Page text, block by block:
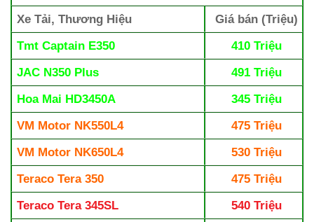
Xe Tải, Thương Hiệu
Giá bán (Triệu)
Tmt Captain E350
410 Triệu
JAC N350 Plus
491 Triệu
Hoa Mai HD3450A
345 Triệu
VM Motor NK550L4
475 Triệu
VM Motor NK650L4
530 Triệu
Teraco Tera 350
475 Triệu
Teraco Tera 345SL
540 Triệu